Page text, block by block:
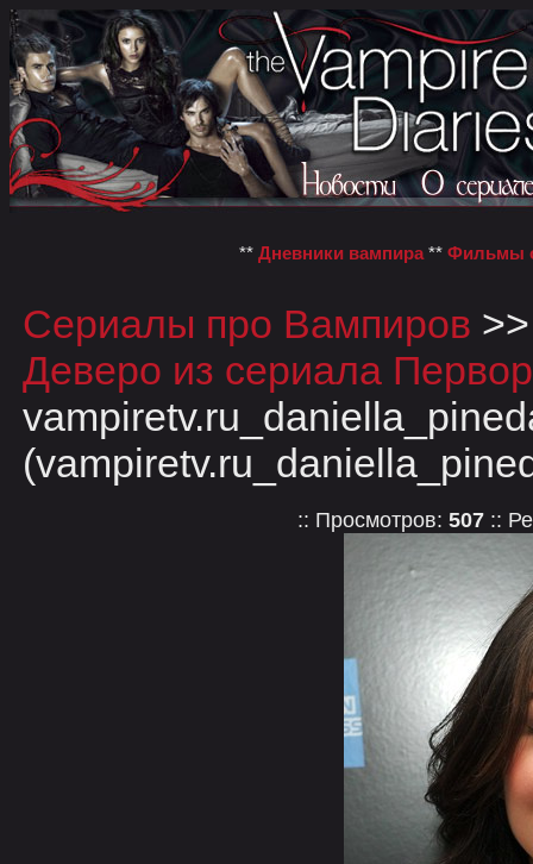
** Дневники вампира ** Фильмы
Сериалы про Вампиров
Деверо из сериала
:: Просмотров: 507 ::